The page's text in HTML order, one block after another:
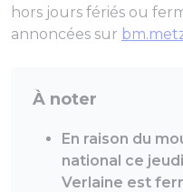
hors jours fériés ou
annoncées sur
À noter
En raison du
national ce
Verlaine est